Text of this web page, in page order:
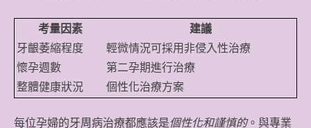
考量因素
建議
牙齦萎縮程度
輕微情況可採用非侵入性治療
懷孕週數
第二孕期進行治療
整體健康狀況
個性化治療方案
每位孕婦的牙周病治療都應該是個性化和謹慎的。與專業